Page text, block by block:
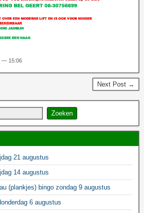
— 15:06
Next Post →
21 augustus
14 augustus
(plankjes) bingo zondag 9 augustus
6 augustus